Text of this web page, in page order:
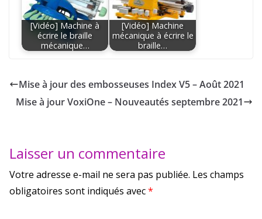
[Vidéo] Machine à
écrire le braille
mécanique…
[Vidéo] Machine
mécanique à écrire le
braille…
Mise à jour des embosseuses Index V5 – Août 2021
Mise à jour VoxiOne – Nouveautés septembre 2021
Laisser un commentaire
Votre adresse e-mail ne sera pas publiée. Les champs
obligatoires sont indiqués avec*